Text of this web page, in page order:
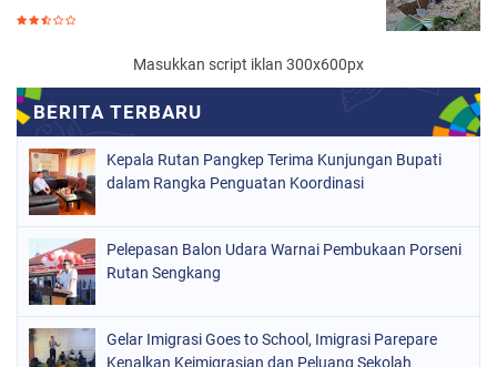
Masukkan script iklan 300x600px
Kepala Rutan Pangkep Terima Kunjungan Bupati
dalam Rangka Penguatan Koordinasi
Pelepasan Balon Udara Warnai Pembukaan Porseni
Rutan Sengkang
Gelar Imigrasi Goes to School, Imigrasi Parepare
Kenalkan Keimigrasian dan Peluang Sekolah